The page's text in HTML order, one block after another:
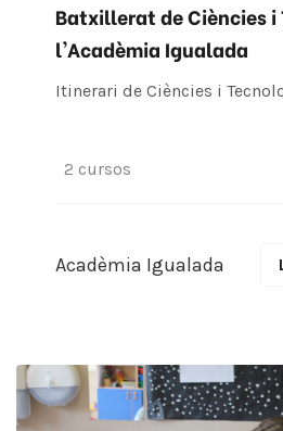
Batxillerat de Ciències i
l'Acadèmia Igualada
Itinerari de Ciències i
2 cursos
Acadèmia Igualada